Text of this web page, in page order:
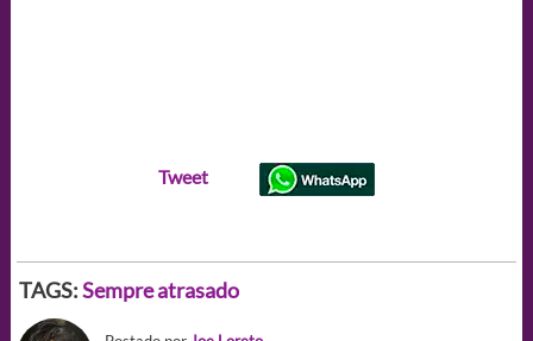
Tweet
TAGS:Sempre atrasado